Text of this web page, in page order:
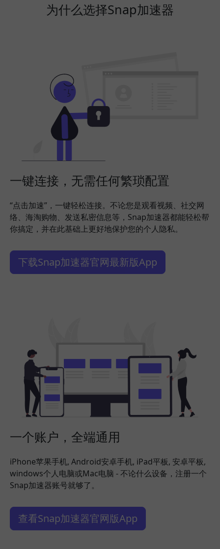
为什么选择Snap加速器
一键连接，无需任何繁琐配置
“点击加速”，一键轻松连接。不论您是观看视频、社交网
络、海淘购物、发送私密信息等，Snap加速器都能轻松帮
你搞定，并在此基础上更好地保护您的个人隐私。
下载Snap加速器官网最新版App
一个账户，全端通用
iPhone苹果手机, Android安卓手机, iPad平板, 安卓平板,
windows个人电脑或Mac电脑 - 不论什么设备，注册一个
Snap加速器账号就够了。
查看Snap加速器官网版App